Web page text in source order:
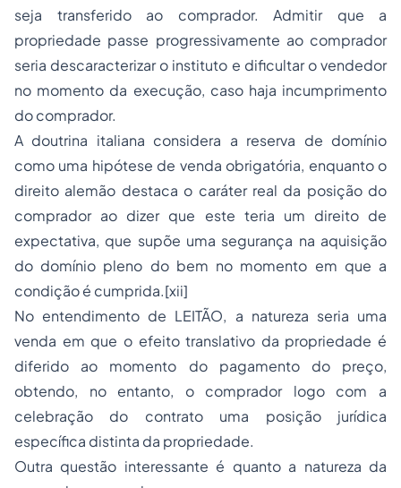
seja transferido ao comprador. Admitir que a
propriedade passe progressivamente ao comprador
seria descaracterizar o instituto e dificultar o vendedor
no momento da execução, caso haja incumprimento
do comprador.
A doutrina italiana considera a reserva de domínio
como uma hipótese de venda obrigatória, enquanto o
direito alemão destaca o caráter real da posição do
comprador ao dizer que este teria um direito de
expectativa, que supõe uma segurança na aquisição
do domínio pleno do bem no momento em que a
condição é cumprida.[xii]
No entendimento de LEITÃO, a natureza seria uma
venda em que o efeito translativo da propriedade é
diferido ao momento do pagamento do preço,
obtendo, no entanto, o comprador logo com a
celebração do contrato uma posição jurídica
específica distinta da propriedade.
Outra questão interessante é quanto a natureza da